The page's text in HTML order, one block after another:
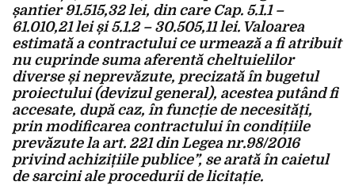
șantier 91.515,32 lei, din care Cap. 5.1.1 –
61.010,21 lei și 5.1.2 – 30.505,11 lei. Valoarea
estimată a contractului ce urmează a fi atribuit
nu cuprinde suma aferentă cheltuielilor
diverse și neprevăzute, precizată în bugetul
proiectului (devizul general), acestea putând fi
accesate, după caz, în funcție de necesități,
prin modificarea contractului în condițiile
prevăzute la art. 221 din Legea nr.98/2016
privind achizițiile publice”, se arată în caietul
de sarcini ale procedurii de licitație.